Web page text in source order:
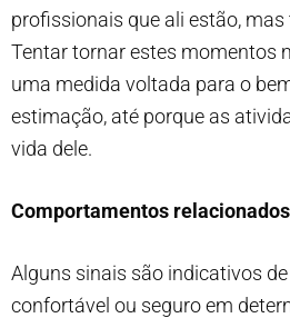
profissionais que ali estão,
Tentar tornar estes momentos
uma medida voltada para o
estimação, até porque as
vida dele.
Comportamentos
Alguns sinais são indicativos
confortável ou seguro em